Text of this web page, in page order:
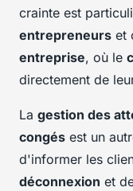
crainte est
entrepreneurs et
entreprise, où le
directement de
La gestion des
congés est un
d'informer les
déconnexion et